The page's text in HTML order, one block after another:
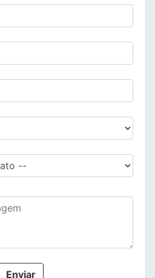
Enviar